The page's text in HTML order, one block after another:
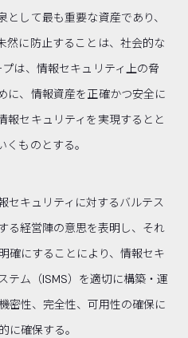
して最も重要な資産であり、
然に防止することは、社会的な
は、情報セキュリティ上の脅
に、情報資産を正確かつ安全に
報セキュリティを実現するとと
ものとする。
セキュリティに対するバルテス
る経営陣の意思を表明し、それ
確にすることにより、情報セキ
テム（ISMS）を適切に構築・運
密性、完全性、可用性の確保に
に確保する。